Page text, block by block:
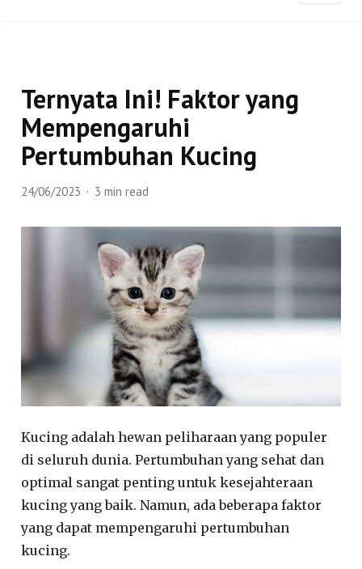
Ternyata Ini! Faktor yang
Mempengaruhi
Pertumbuhan Kucing
24/06/2023 3 min read
Kucing adalah hewan peliharaan yang populer
di seluruh dunia. Pertumbuhan yang sehat dan
optimal sangat penting untuk kesejahteraan
kucing yang baik. Namun, ada beberapa faktor
yang dapat mempengaruhi pertumbuhan
kucing.